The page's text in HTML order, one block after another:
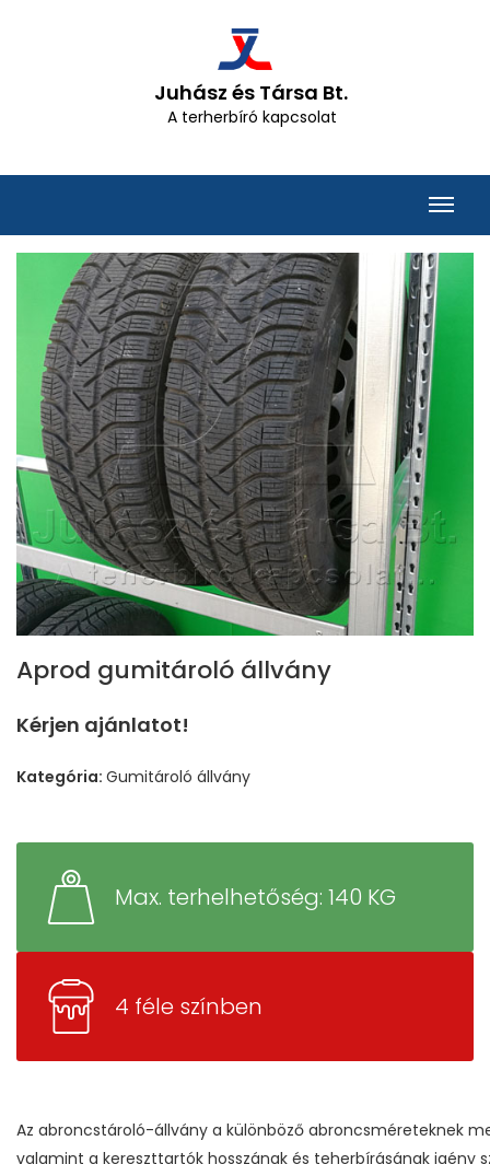
Juhász és Társa Bt.
A terherbíró kapcsolat
Aprod gumitároló állvány
Kérjen ajánlatot!
Kategória: Gumitároló állvány
Max. terhelhetőség: 140 KG
4 féle színben
Az abroncstároló-állvány a különböző abroncsméreteknek
valamint a kereszttartók hosszának és teherbírásának igény